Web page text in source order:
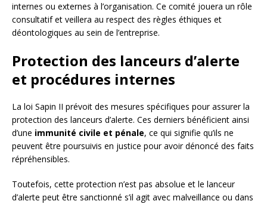
internes ou externes à l’organisation. Ce comité jouera un rôle
consultatif et veillera au respect des règles éthiques et
déontologiques au sein de l’entreprise.
Protection des lanceurs d’alerte
et procédures internes
La loi Sapin II prévoit des mesures spécifiques pour assurer la
protection des lanceurs d’alerte. Ces derniers bénéficient ainsi
d’une immunité civile et pénale, ce qui signifie qu’ils ne
peuvent être poursuivis en justice pour avoir dénoncé des faits
répréhensibles.
Toutefois, cette protection n’est pas absolue et le lanceur
d’alerte peut être sanctionné s’il agit avec malveillance ou dans